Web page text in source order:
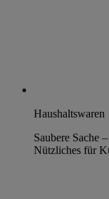
Haushaltswaren
Saubere Sache
Nützliches für